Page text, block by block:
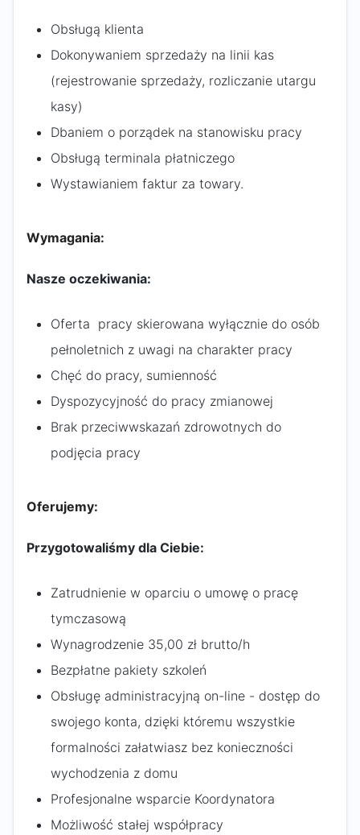
Obsługą klienta
Dokonywaniem sprzedaży na linii kas
(rejestrowanie sprzedaży, rozliczanie utargu
kasy)
Dbaniem o porządek na stanowisku pracy
Obsługą terminala płatniczego
Wystawianiem faktur za towary.
Wymagania:
Nasze oczekiwania:
Oferta pracy skierowana wyłącznie do osób
pełnoletnich z uwagi na charakter pracy
Chęć do pracy, sumienność
Dyspozycyjność do pracy zmianowej
Brak przeciwwskazań zdrowotnych do
podjęcia pracy
Oferujemy:
Przygotowaliśmy dla Ciebie:
Zatrudnienie w oparciu o umowę o pracę
tymczasową
Wynagrodzenie 35,00 zł brutto/h
Bezpłatne pakiety szkoleń
Obsługę administracyjną on-line - dostęp do
swojego konta, dzięki któremu wszystkie
formalności załatwiasz bez konieczności
wychodzenia z domu
Profesjonalne wsparcie Koordynatora
Możliwość stałej współpracy